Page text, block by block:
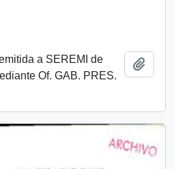
a SEREMI de
Of. GAB. PRES.